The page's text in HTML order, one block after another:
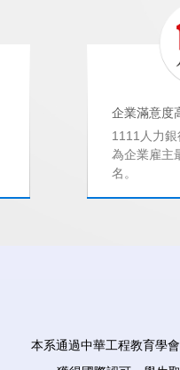
企業滿意度
1111人力
為企業雇主
名。
本系通過中華工程教育學